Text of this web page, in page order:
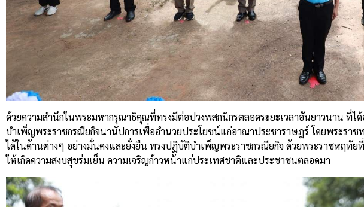
ด้วยความสำนึกในพระมหากรุณาธิคุณที่ทรงมีต่อปวงพสกนิกรตลอดระยะเวลาอันยาวนาน ที่ไ
บำเพ็ญพระราชกรณียกิจนานัปการเพื่ออำนวยประโยชน์แก่อาณาประชาราษฎร์ โดยพระราช
ได้ในด้านต่างๆ อย่างมั่นคงและยั่งยืน ทรงปฏิบัติบำเพ็ญพระราชกรณียกิจ ด้วยพระราชหฤทัย
ให้เกิดความสงบสุขร่มเย็น ความเจริญก้าวหน้าแก่ประเทศชาติและประชาชนตลอดมา